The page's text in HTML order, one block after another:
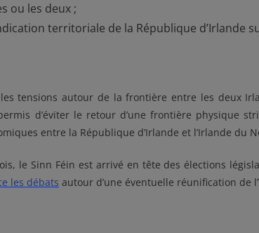
ou les deux ;
territoriale de la République d’Irlande
tensions autour de la frontière entre les deux
d’éviter le retour d’une frontière physique
entre la République d’Irlande et l’Irlande du
le Sinn Féin est arrivé en tête des élections
les débats autour d’une éventuelle réunification de